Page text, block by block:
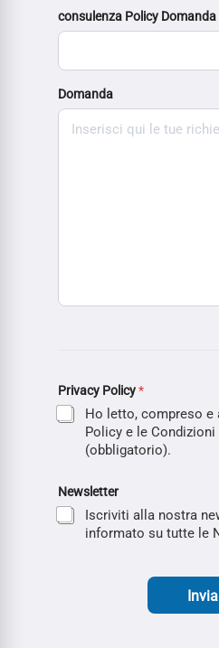
consulenza Policy Domanda
Domanda
Privacy Policy*
Ho letto, compreso e
Policy e le
(obbligatorio).
Newsletter
Iscriviti alla nostra
informato su tutte le
Invia